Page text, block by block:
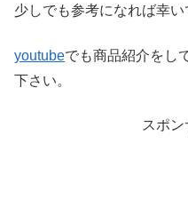
少しでも参考になれば幸い
youtubeでも商品紹介をし
下さい。
スポン